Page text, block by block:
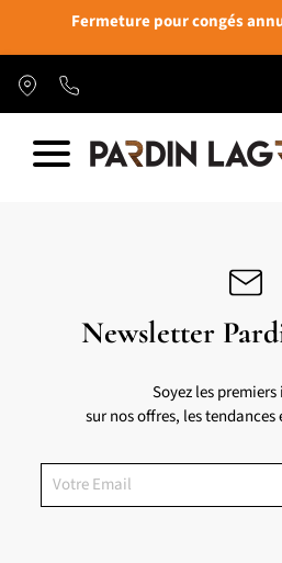
Fermeture pour congés
Newsletter
Soyez les
sur nos offres, les